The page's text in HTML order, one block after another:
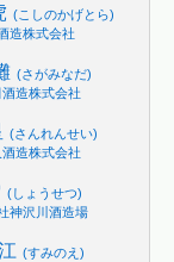
(こしのかげとら)
造株式会社
(さがみなだ)
造株式会社
(さんれんせい)
造株式会社
(しょうせつ)
神沢川酒造場
(すみのえ)